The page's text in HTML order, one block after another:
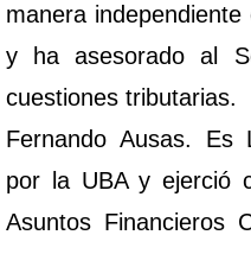
manera
y ha asesorado al
cuestiones tributarias.
Fernando Ausas. Es
por la UBA y ejerció
Asuntos Financieros